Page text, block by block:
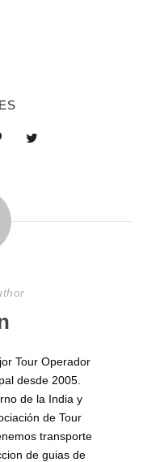
Tour Operador
desde 2005.
de la India y
de Tour
transporte
de guias de